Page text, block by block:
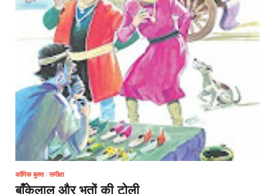
कॉमिक बुक्स/ समीक्षा
बाँकेलाल और भूतों की टोली